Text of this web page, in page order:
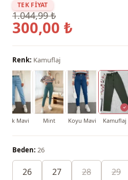
TEK FİYAT
1.044,99 ₺
300,00 ₺
Renk: Kamuflaj
Açık Mavi Mint Koyu Mavi Kamuflaj
Beden: 26
26 27 28 29